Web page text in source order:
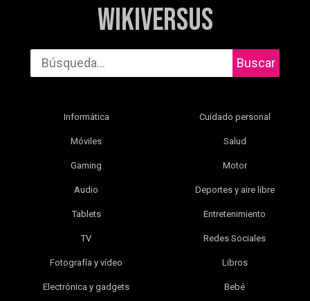
WikiVersus
Buscar
Informática
Móviles
Gaming
Audio
Tablets
TV
Fotografía y vídeo
Electrónica y gadgets
Cuidado personal
Salud
Motor
Deportes y aire libre
Entretenimiento
Redes Sociales
Libros
Bebé